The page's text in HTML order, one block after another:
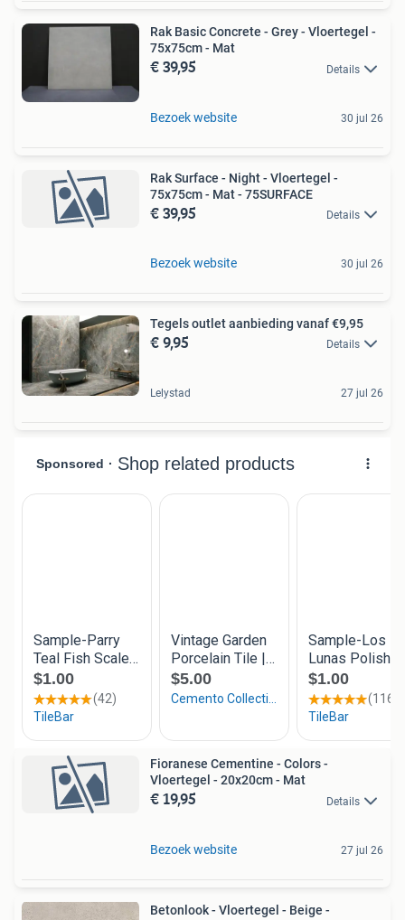
Rak Basic Concrete - Grey - Vloertegel -
75x75cm - Mat
€ 39,95 Details
Bezoek website 30 jul 26
Rak Surface - Night - Vloertegel -
75x75cm - Mat - 75SURFACE
€ 39,95 Details
Bezoek website 30 jul 26
Tegels outlet aanbieding vanaf €9,95
€ 9,95 Details
Lelystad 27 jul 26
Fioranese Cementine - Colors -
Vloertegel - 20x20cm - Mat
€ 19,95 Details
Bezoek website 27 jul 26
Betonlook - Vloertegel - Beige -